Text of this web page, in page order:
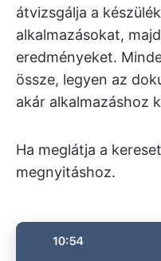
átvizsgálja a
alkalmazásokat,
eredményeket.
össze, legyen az
akár alkalmazáshoz
Ha meglátja a
megnyitáshoz.